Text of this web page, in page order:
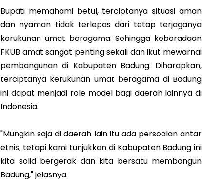
Bupati memahami betul, terciptanya situasi aman
dan nyaman tidak terlepas dari tetap terjaganya
kerukunan umat beragama. Sehingga keberadaan
FKUB amat sangat penting sekali dan ikut mewarnai
pembangunan di Kabupaten Badung. Diharapkan,
terciptanya kerukunan umat beragama di Badung
ini dapat menjadi role model bagi daerah lainnya di
Indonesia.
"Mungkin saja di daerah lain itu ada persoalan antar
etnis, tetapi kami tunjukkan di Kabupaten Badung ini
kita solid bergerak dan kita bersatu membangun
Badung," jelasnya.